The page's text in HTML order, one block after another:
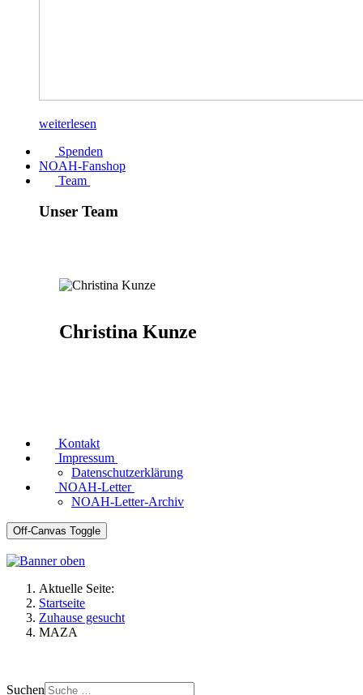
weiterlesen
Spenden
NOAH-Fanshop
Team
Unser Team
Christina Kunze
Kontakt
Impressum
Datenschutzerklärung
NOAH-Letter
NOAH-Letter-Archiv
Off-Canvas Toggle
Aktuelle Seite:
Startseite
Zuhause gesucht
MAZA
Suchen